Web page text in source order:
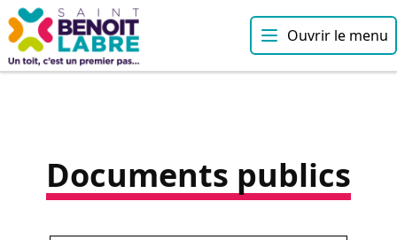
Ouvrir le menu
Documents publics